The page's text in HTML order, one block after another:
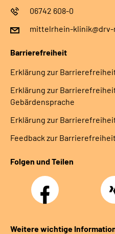
06742 608-0
mittelrhein-klinik@drv-
Barrierefreiheit
Erklärung zur
Erklärung zur
Gebärdensprache
Erklärung zur
Feedback zur Barrierefreiheit
Folgen und Teilen
Facebook
Weitere wichtige